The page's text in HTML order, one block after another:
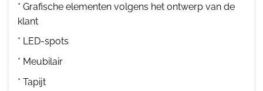
* Grafische elementen volgens het ontwerp van de
klant
* LED-spots
* Meubilair
* Tapijt